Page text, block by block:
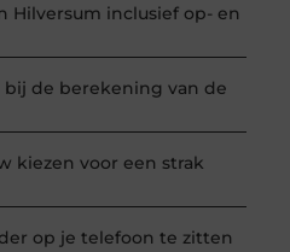
Hilversum inclusief op- en
de berekening van de
kiezen voor een strak
op je telefoon te zitten